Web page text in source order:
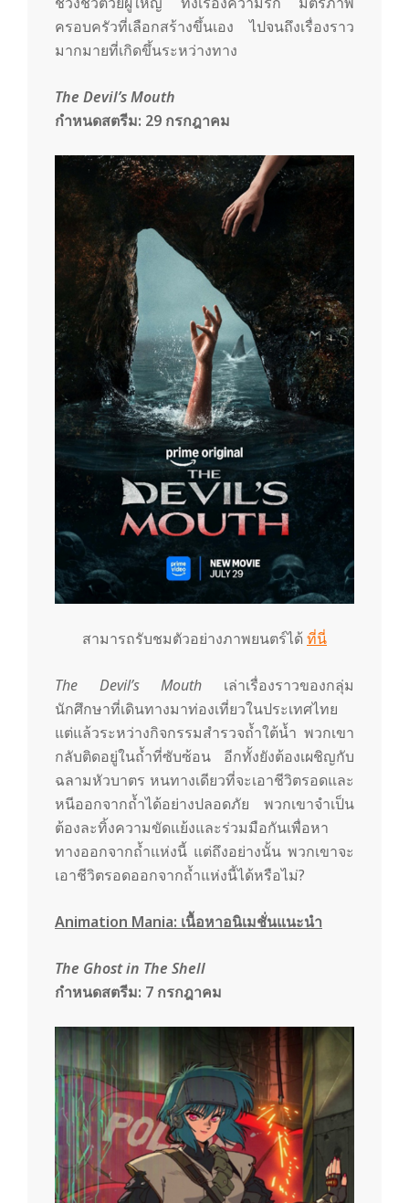
ครอบครัวที่เลือกสร้างขึ้นเอง ไปจนถึงเรื่องราว
มากมายที่เกิดขึ้นระหว่างทาง
The Devil’s Mouth
กำหนดสตรีม: 29 กรกฎาคม
สามารถรับชมตัวอย่างภาพยนตร์ได้ ที่นี่
The Devil’s Mouth เล่าเรื่องราวของกลุ่ม
นักศึกษาที่เดินทางมาท่องเที่ยวในประเทศไทย
แต่แล้วระหว่างกิจกรรมสำรวจถ้ำใต้น้ำ พวกเขา
กลับติดอยู่ในถ้ำที่ซับซ้อน อีกทั้งยังต้องเผชิญกับ
ฉลามหัวบาตร หนทางเดียวที่จะเอาชีวิตรอดและ
หนีออกจากถ้ำได้อย่างปลอดภัย พวกเขาจำเป็น
ต้องละทิ้งความขัดแย้งและร่วมมือกันเพื่อหา
ทางออกจากถ้ำแห่งนี้ แต่ถึงอย่างนั้น พวกเขาจะ
เอาชีวิตรอดออกจากถ้ำแห่งนี้ได้หรือไม่?
Animation Mania: เนื้อหาอนิเมชั่นแนะนำ
The Ghost in The Shell
กำหนดสตรีม: 7 กรกฎาคม